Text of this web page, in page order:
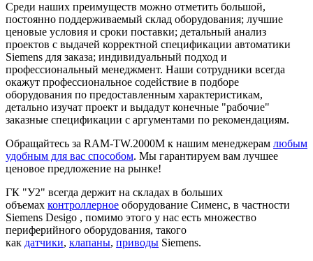
Среди наших преимуществ можно отметить большой,
постоянно поддерживаемый склад оборудования; лучшие
ценовые условия и сроки поставки; детальный анализ
проектов с выдачей корректной спецификации автоматики
Siemens для заказа; индивидуальный подход и
профессиональный менеджмент. Наши сотрудники всегда
окажут профессиональное содействие в подборе
оборудования по предоставленным характеристикам,
детально изучат проект и выдадут конечные "рабочие"
заказные спецификации с аргументами по рекомендациям.
Обращайтесь за RAM-TW.2000M к нашим менеджерам любым
удобным для вас способом. Мы гарантируем вам лучшее
ценовое предложение на рынке!
ГК "У2" всегда держит на складах в больших
объемах контроллерное оборудование Сименс, в частности
Siemens Desigo , помимо этого у нас есть множество
периферийного оборудования, такого
как датчики, клапаны, приводы Siemens.